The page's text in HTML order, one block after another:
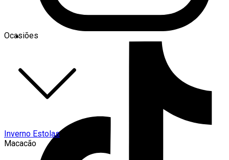
Ocasiões
Inverno Estolas
Macacão